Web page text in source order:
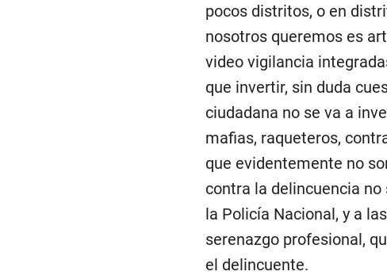
pocos distritos, o en
nosotros queremos es
video vigilancia
que invertir, sin duda
ciudadana no se va a
mafias, raqueteros,
que evidentemente no
contra la delincuencia
la Policía Nacional, y a
serenazgo profesional,
el delincuente.